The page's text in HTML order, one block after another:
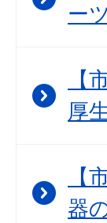
ー
【
厚
【
器